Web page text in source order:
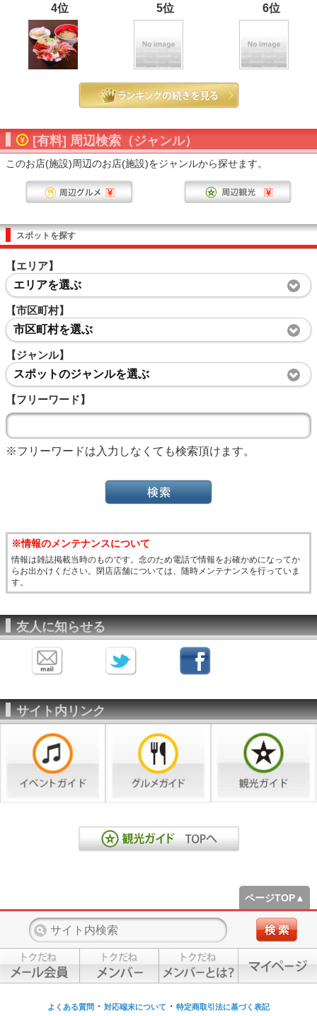
4位 5位 6位
[有料] 周辺検索（ジャンル）
このお店(施設)周辺のお店(施設)をジャンルから探せます。
スポットを探す
【エリア】
エリアを選ぶ
【市区町村】
市区町村を選ぶ
【ジャンル】
スポットのジャンルを選ぶ
【フリーワード】
※フリーワードは入力しなくても検索頂けます。
※情報のメンテナンスについて
情報は雑誌掲載当時のものです。念のため電話で情報をお確かめになってか
らお出かけください。閉店店舗については、随時メンテナンスを行っていま
す。
友人に知らせる
サイト内リンク
ページTOP▲
よくある質問 ・ 対応端末について ・ 特定商取引法に基づく表記